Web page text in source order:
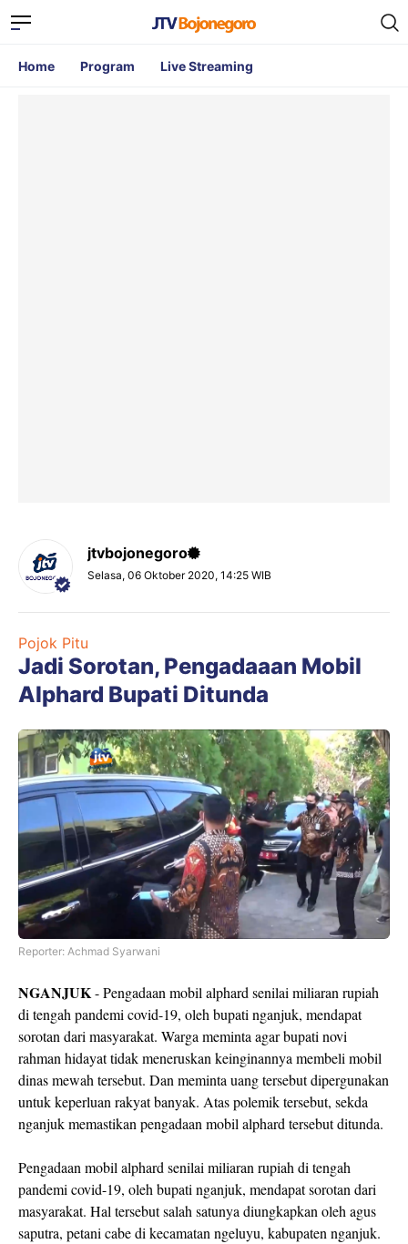
Home Program Live Streaming
jtvbojonegoro
Selasa, 06 Oktober 2020, 14:25 WIB
Pojok Pitu
Jadi Sorotan, Pengadaaan Mobil
Alphard Bupati Ditunda
Reporter: Achmad Syarwani
NGANJUK- Pengadaan mobil alphard senilai miliaran rupiah
di tengah pandemi covid-19, oleh bupati nganjuk, mendapat
sorotan dari masyarakat. Warga meminta agar bupati novi
rahman hidayat tidak meneruskan keinginannya membeli mobil
dinas mewah tersebut. Dan meminta uang tersebut dipergunakan
untuk keperluan rakyat banyak. Atas polemik tersebut, sekda
nganjuk memastikan pengadaan mobil alphard tersebut ditunda.
Pengadaan mobil alphard senilai miliaran rupiah di tengah
pandemi covid-19, oleh bupati nganjuk, mendapat sorotan dari
masyarakat. Hal tersebut salah satunya diungkapkan oleh agus
saputra, petani cabe di kecamatan ngeluyu, kabupaten nganjuk.